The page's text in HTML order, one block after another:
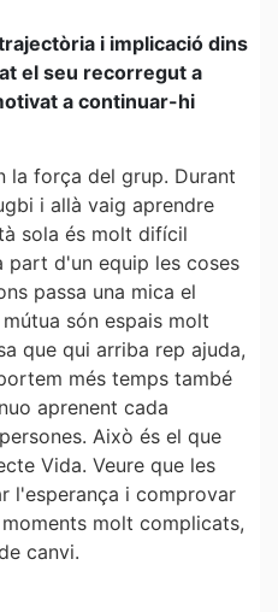
i implicació dins
el seu recorregut a
a continuar-hi
la força del grup. Durant
i allà vaig aprendre
sola és molt difícil
part d'un equip les coses
passa una mica el
són espais molt
que qui arriba rep ajuda,
més temps també
aprenent cada
Això és el que
Vida. Veure que les
l'esperança i comprovar
molt complicats,
canvi.